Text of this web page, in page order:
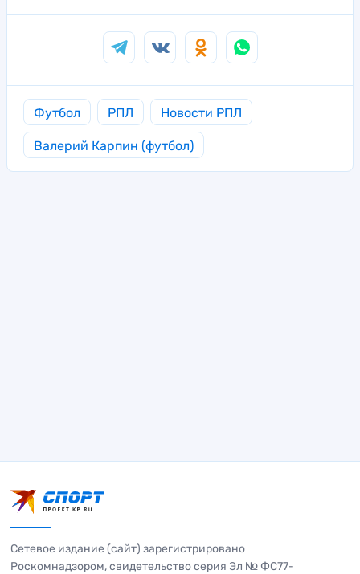
Футбол РПЛ Новости РПЛ
Валерий Карпин (футбол)
Сетевое издание (сайт) зарегистрировано
Роскомнадзором, свидетельство серия Эл № ФС77-